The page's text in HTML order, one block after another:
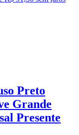
Preto
Grande
Presente